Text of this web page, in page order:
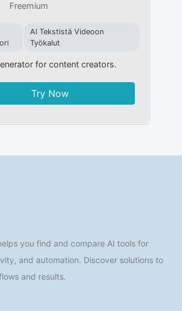
Freemium
AI Tekstistä Videoon
Työkalut
for content creators.
Try Now
you find and compare AI tools for
and automation. Discover solutions to
and results.